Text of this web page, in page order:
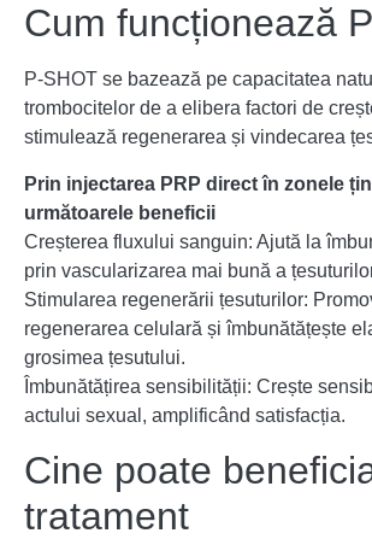
Cum funcționează
P-SHOT se bazează pe capacitatea
trombocitelor de a elibera factori de
stimulează regenerarea și vindecarea
Prin injectarea PRP direct în zonele
următoarele beneficii
Creșterea fluxului sanguin: Ajută la
prin vascularizarea mai bună a
Stimularea regenerării țesuturilor:
regenerarea celulară și îmbunătățește
grosimea țesutului.
Îmbunătățirea sensibilității: Crește
actului sexual, amplificând satisfacția.
Cine poate
tratament